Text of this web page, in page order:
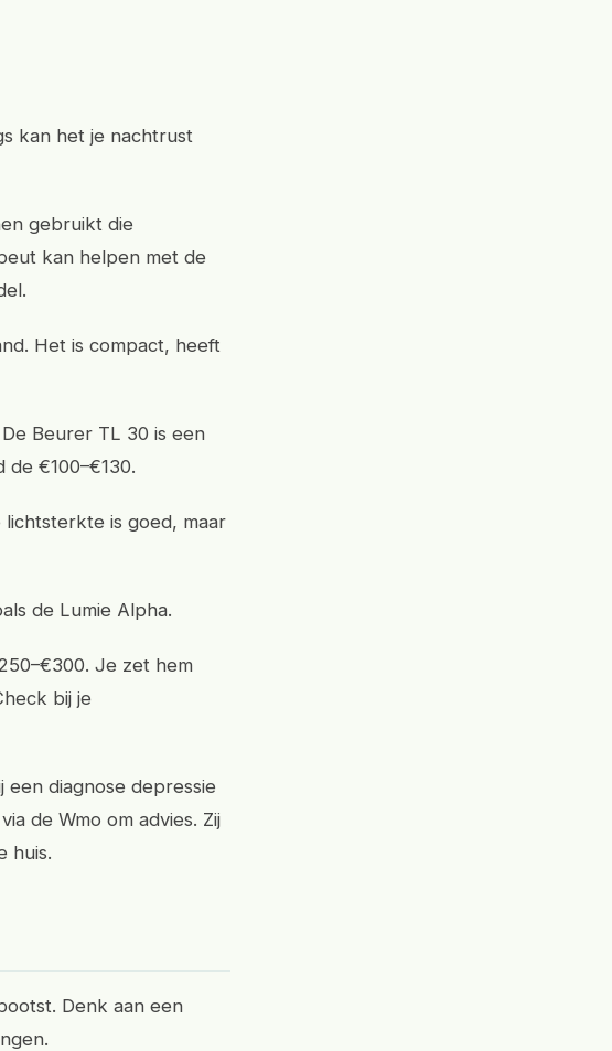
kan het je nachtrust
gebruikt die
kan helpen met de
Het is compact, heeft
Beurer TL 30 is een
€100–€130.
is goed, maar
de Lumie Alpha.
Je zet hem
bij je
diagnose depressie
de Wmo om advies. Zij
huis.
Denk aan een